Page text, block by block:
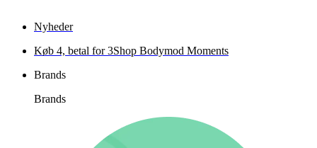
Nyheder
Køb 4, betal for 3Shop Bodymod Moments
Brands
Brands